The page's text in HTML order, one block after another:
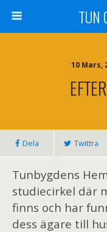
TUN
10 Mars,
Dela Twittra
Tunbygdens
studiecirkel där
finns och har
dess ägare till